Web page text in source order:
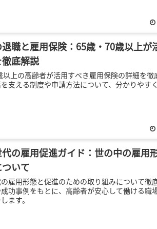
職と雇用保険：65歳・70歳以上が
底解説
以上の高齢者が活用すべき雇用保険の詳細を徹
支える制度や申請方法について、分かりやす
の雇用促進ガイド：世の中の雇用
いて
雇用形態と促進のための取り組みについて徹
功事例をもとに、高齢者が安心して働ける職
ます。